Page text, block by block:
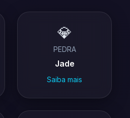
💎
PEDRA
Jade
Saiba mais